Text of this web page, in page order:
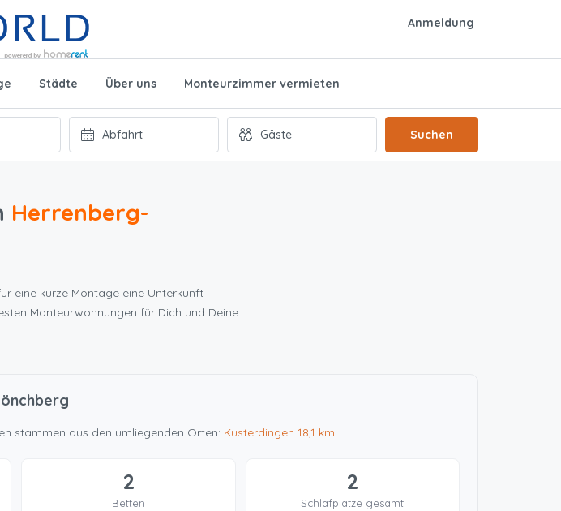
Anmeldung
Städte Über uns Monteurzimmer vermieten
Suchen
Herrenberg-
eine kurze Montage eine Unterkunft
Monteurwohnungen für Dich und Deine
stammen aus den umliegenden Orten: Kusterdingen 18,1 km
2
Betten
2
Schlafplätze gesamt